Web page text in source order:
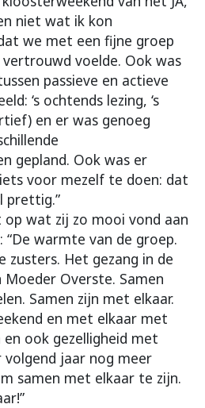
niet wat ik kon
we met een fijne groep
voelde. Ook was
passieve en actieve
‘s ochtends lezing, ‘s
en er was genoeg
gepland. Ook was er
voor mezelf te doen: dat
prettig.”
wat zij zo mooi vond aan
warmte van de groep.
zusters. Het gezang in de
Moeder Overste. Samen
Samen zijn met elkaar.
en met elkaar met
ook gezelligheid met
jaar nog meer
samen met elkaar te zijn.